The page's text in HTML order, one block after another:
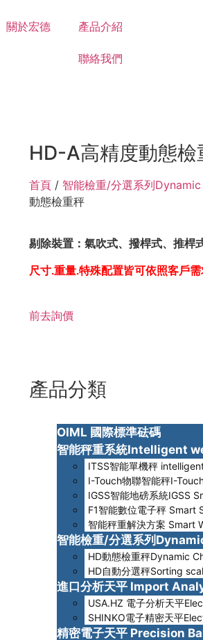
關於宏德 產品介紹
聯絡我們
HD-A高精度動態檢
首頁 / 智能檢重/分選系列
動態檢重秤
剔除裝置：氣吹式、撥桿式、推桿
尺寸.重量.特殊配置皆可依照客戶
前去詢價
產品分類
OIML 國際標準砝碼
智能秤重系統Intelligent
ITSS智能單機秤
I-Touch物聯智能秤I-
IGSS智能地磅系統IGSS
F1智能數位電子秤 Smart
智能秤重解決方案 Smart
智能檢重/分選系列
HD動態檢重秤Dynamic
HD自動分選秤Sorting
進口分析天平 Import
USA.HZ 電子分析天平
SHINKO電子精密天平
精密電子天平 Precision